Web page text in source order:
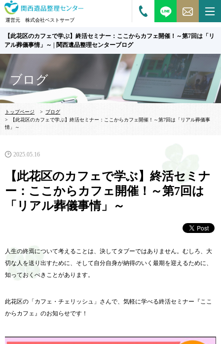
運営元 株式会社ベストサーブ
【此花区のカフェで学ぶ】終活セミナー：ここからカフェ開催！～第7回は「リ
アル葬儀事情」～ | 関西遺品整理センターブログ
ブログ
トップページ >
ブログ
>
【此花区のカフェで学ぶ】終活セミナー：ここからカフェ開催！～第7回は「リアル葬儀事
情」～
2025.05.16
【此花区のカフェで学ぶ】終活セミナ
ー：ここからカフェ開催！～第7回は
「リアル葬儀事情」～
人生の終焉について考えることは、決してタブーではありません。むしろ、大
切な人を送り出すために、そして自分自身が納得のいく最期を迎えるために、
知っておくべきことがあります。
此花区の「カフェ・チェリッシュ」さんで、気軽に学べる終活セミナー『ここ
からカフェ』のお知らせです！